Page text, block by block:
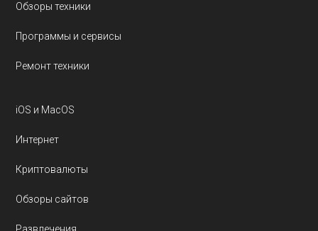
Обзоры техники
Программы и сервисы
Ремонт техники
iOS и MacOS
Интернет
Криптовалюты
Обзоры сайтов